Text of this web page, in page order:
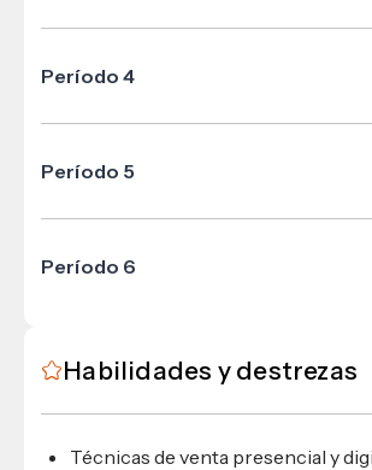
Psicología
Métodos y Técnicas de
Contabilidad General
Comportamiento del Consumidor
Período 4
Investigación de Mercados
Introducción a la Publicidad
Administración de Ventas
Período 5
Canales de Distribución
Período 6
Mercadotecnia de Servicios
Habilidades y destrezas
Técnicas de venta presencial y